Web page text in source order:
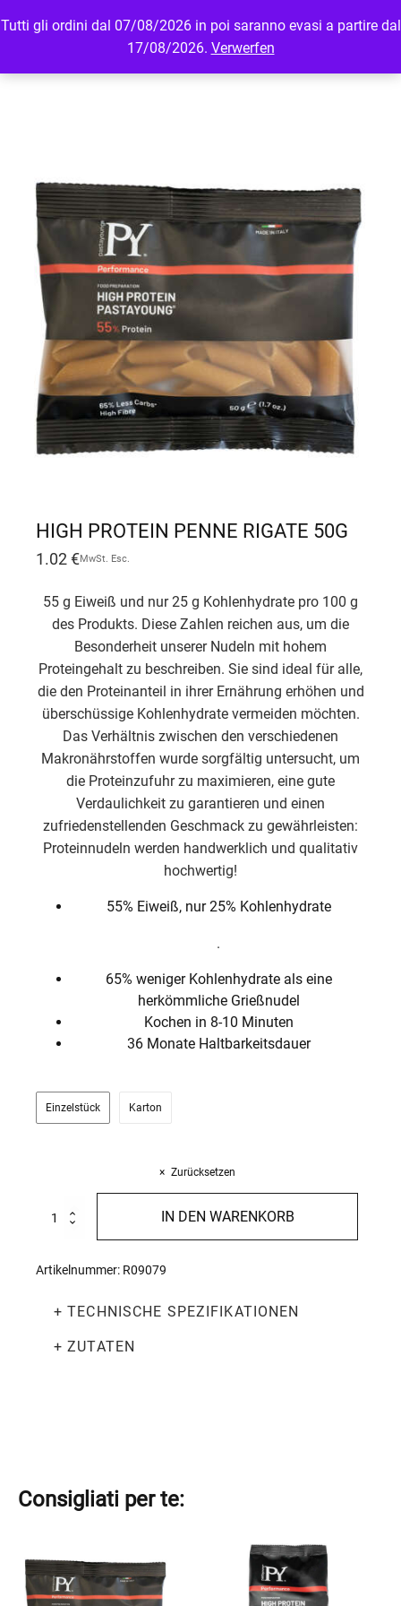
Tutti gli ordini dal 07/08/2026 in poi saranno evasi a partire dal
17/08/2026. Verwerfen
MENU LOGIN
HIGH PROTEIN PENNE RIGATE 50G
1.02€MwSt. Esc.
55 g Eiweiß und nur 25 g Kohlenhydrate pro 100 g
des Produkts. Diese Zahlen reichen aus, um die
Besonderheit unserer Nudeln mit hohem
Proteingehalt zu beschreiben. Sie sind ideal für alle,
die den Proteinanteil in ihrer Ernährung erhöhen und
überschüssige Kohlenhydrate vermeiden möchten.
Das Verhältnis zwischen den verschiedenen
Makronährstoffen wurde sorgfältig untersucht, um
die Proteinzufuhr zu maximieren, eine gute
Verdaulichkeit zu garantieren und einen
zufriedenstellenden Geschmack zu gewährleisten:
Proteinnudeln werden handwerklich und qualitativ
hochwertig!
55% Eiweiß, nur 25% Kohlenhydrate
.
65% weniger Kohlenhydrate als eine
herkömmliche Grießnudel
Kochen in 8-10 Minuten
36 Monate Haltbarkeitsdauer
Einzelstück Karton
Zurücksetzen
Protein
50g
IN DEN WARENKORB
Artikelnummer: R09079
+ TECHNISCHE SPEZIFIKATIONEN
+ ZUTATEN
Consigliati per te:
Produkt
weist
Dieses
Produkt